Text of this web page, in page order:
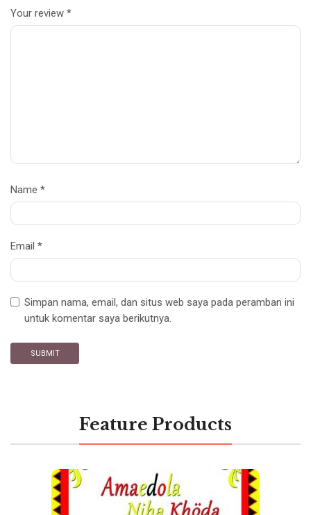
Your review *
Name *
Email *
Simpan nama, email, dan situs web saya pada peramban ini
untuk komentar saya berikutnya.
Feature Products